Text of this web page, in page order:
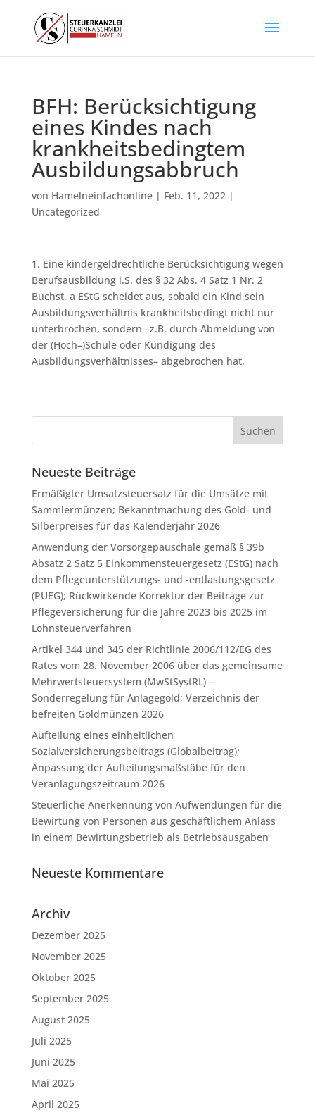
BFH: Berücksichtigung
eines Kindes nach
krankheitsbedingtem
Ausbildungsabbruch
von Hamelneinfachonline| Feb. 11, 2022|
Uncategorized
1. Eine kindergeldrechtliche Berücksichtigung wegen
Berufsausbildung i.S. des § 32 Abs. 4 Satz 1 Nr. 2
Buchst. a EStG scheidet aus, sobald ein Kind sein
Ausbildungsverhältnis krankheitsbedingt nicht nur
unterbrochen, sondern –z.B. durch Abmeldung von
der (Hoch–)Schule oder Kündigung des
Ausbildungsverhältnisses– abgebrochen hat.
Neueste Beiträge
Ermäßigter Umsatzsteuersatz für die Umsätze mit
Sammlermünzen; Bekanntmachung des Gold- und
Silberpreises für das Kalenderjahr 2026
Anwendung der Vorsorgepauschale gemäß § 39b
Absatz 2 Satz 5 Einkommensteuergesetz (EStG) nach
dem Pflegeunterstützungs- und -entlastungsgesetz
(PUEG); Rückwirkende Korrektur der Beiträge zur
Pflegeversicherung für die Jahre 2023 bis 2025 im
Lohnsteuerverfahren
Artikel 344 und 345 der Richtlinie 2006/112/EG des
Rates vom 28. November 2006 über das gemeinsame
Mehrwertsteuersystem (MwStSystRL) –
Sonderregelung für Anlagegold; Verzeichnis der
befreiten Goldmünzen 2026
Aufteilung eines einheitlichen
Sozialversicherungsbeitrags (Globalbeitrag);
Anpassung der Aufteilungsmaßstäbe für den
Veranlagungszeitraum 2026
Steuerliche Anerkennung von Aufwendungen für die
Bewirtung von Personen aus geschäftlichem Anlass
in einem Bewirtungsbetrieb als Betriebsausgaben
Neueste Kommentare
Archiv
Dezember 2025
November 2025
Oktober 2025
September 2025
August 2025
Juli 2025
Juni 2025
Mai 2025
April 2025